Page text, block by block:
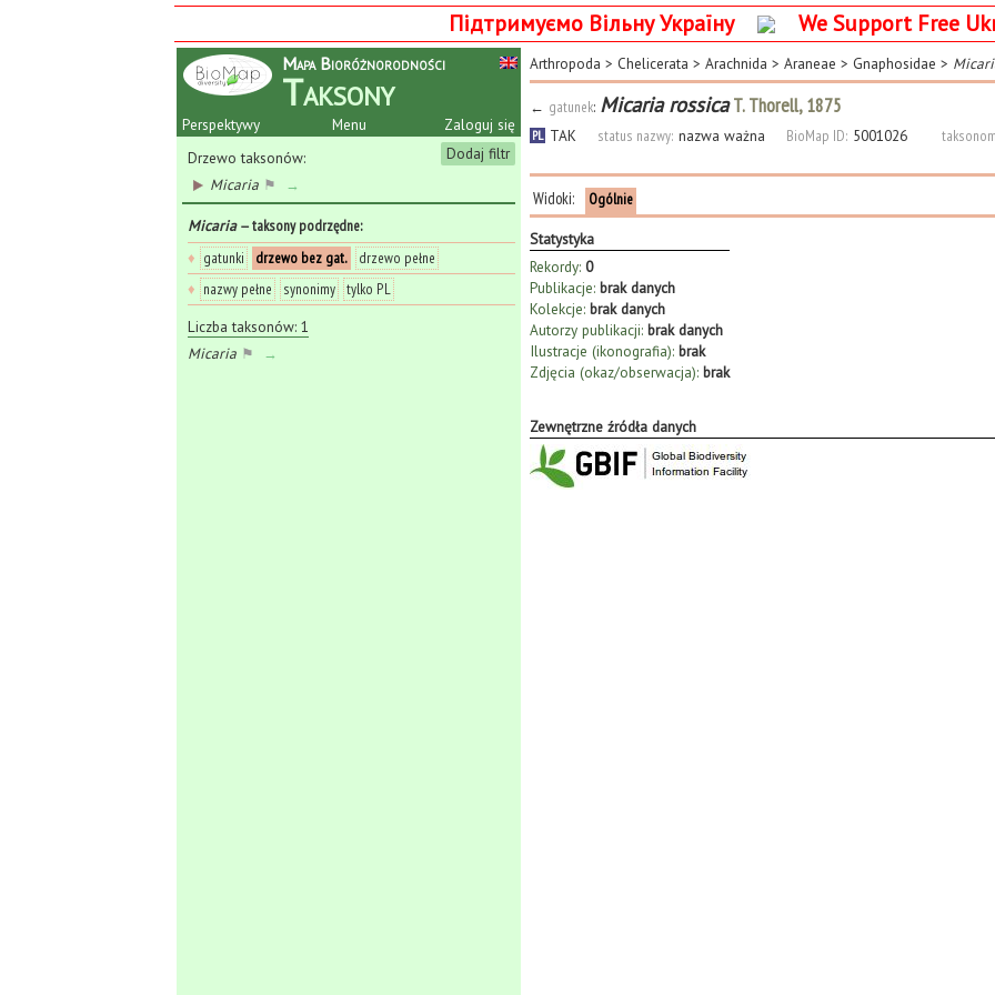
Підтримуємо Вільну Україну We Support Free
Mapa Bioróżnorodności
Taksony
Perspektywy Zaloguj się
Menu
Dodaj filtr
Drzewo taksonów:
Micaria ⚑ →
Micaria— taksony podrzędne:
♦ gatunki drzewo bez gat.
drzewo pełne
♦ nazwy pełne synonimy tylko PL
Liczba taksonów: 1
Micaria ⚑ →
Arthropoda > Chelicerata > Arachnida > Araneae > Gnaphosidae >
← gatunek: Micaria rossicaT. Thorell, 1875
PL TAK status nazwy: nazwa ważna BioMap ID: 5001026
Widoki:
Ogólnie
Statystyka
Rekordy: 0
Publikacje: brak danych
Kolekcje: brak danych
Autorzy publikacji: brak danych
Ilustracje (ikonografia): brak
Zdjęcia (okaz/obserwacja): brak
Zewnętrzne źródła danych